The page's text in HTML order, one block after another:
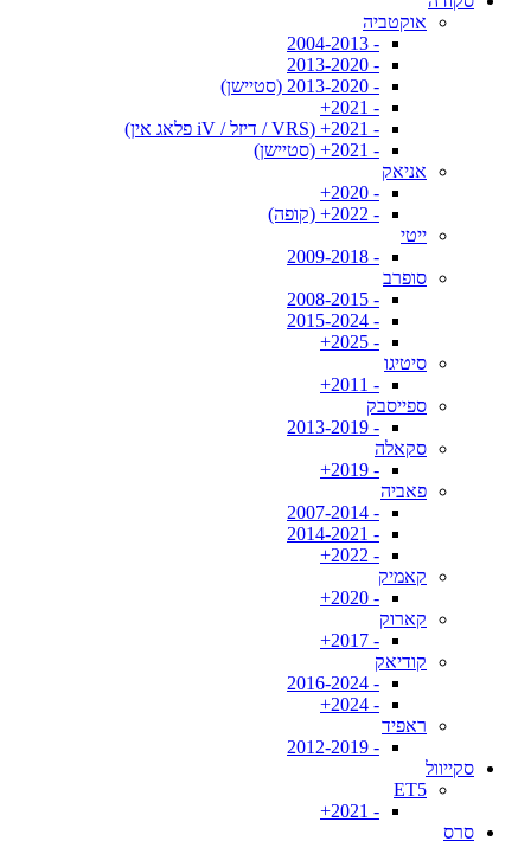
אוקטביה
- 2004-2013
- 2013-2020
- 2013-2020 (סטיישן)
- 2021+
- 2021+ (VRS / דיזל / iV פלאג אין)
- 2021+ (סטיישן)
אניאק
- 2020+
- 2022+ (קופה)
ייטי
- 2009-2018
סופרב
- 2008-2015
- 2015-2024
- 2025+
סיטיגו
- 2011+
ספייסבק
- 2013-2019
סקאלה
- 2019+
פאביה
- 2007-2014
- 2014-2021
- 2022+
קאמיק
- 2020+
קארוק
- 2017+
קודיאק
- 2016-2024
- 2024+
ראפיד
- 2012-2019
סקייוול
ET5
- 2021+
סרס